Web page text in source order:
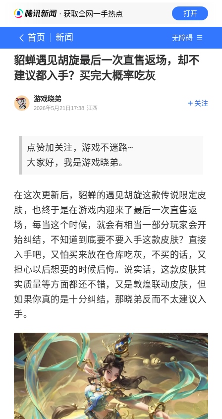
· 获取全网一手热点 打开
首页 新闻 无障碍
貂蝉遇见胡旋最后一次直售返场，却不
建议都入手？买完大概率吃灰
游戏晓弟
2026年5月21日17:38 江西
关注
点赞加关注，游戏不迷路~
大家好，我是游戏晓弟。
在这次更新后，貂蝉的遇见胡旋这款传说限定皮
肤，也终于是在游戏内迎来了最后一次直售返
场，每当这个时候，就会有相当一部分玩家会开
始纠结，不知道到底要不要入手这款皮肤？直接
入手吧，又怕买来放在仓库吃灰，不买的话，又
担心以后想要的时候后悔。说实话，这款皮肤其
实质量等方面都还不错，又是敦煌联动皮肤，但
如果你真的是十分纠结，那晓弟反而不太建议入
手。